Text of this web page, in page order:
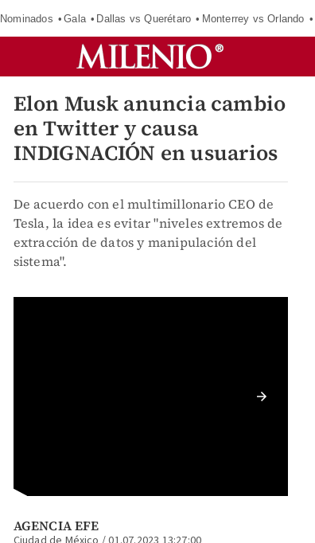
Nominados Gala Dallas vs Querétaro Monterrey vs Orlando
Elon Musk anuncia cambio
en Twitter y causa
INDIGNACIÓN en usuarios
De acuerdo con el multimillonario CEO de
Tesla, la idea es evitar "niveles extremos de
extracción de datos y manipulación del
sistema".
AGENCIA EFE